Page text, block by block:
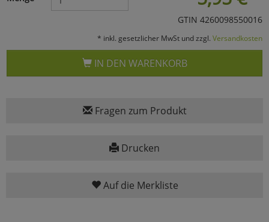
GTIN 4260098550016
* inkl. gesetzlicher MwSt und zzgl. Versandkosten
IN DEN WARENKORB
Fragen zum Produkt
Drucken
Auf die Merkliste
zurück
zu Haupptseite